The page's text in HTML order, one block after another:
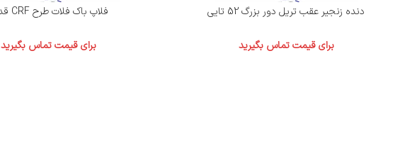
دنده زنجیر عقب تریل دور بزرگ 52 تایی
برای قیمت تماس بگیرید
فلاپ باک فلات طرح CRF قدیم
برای قیمت تماس بگیرید